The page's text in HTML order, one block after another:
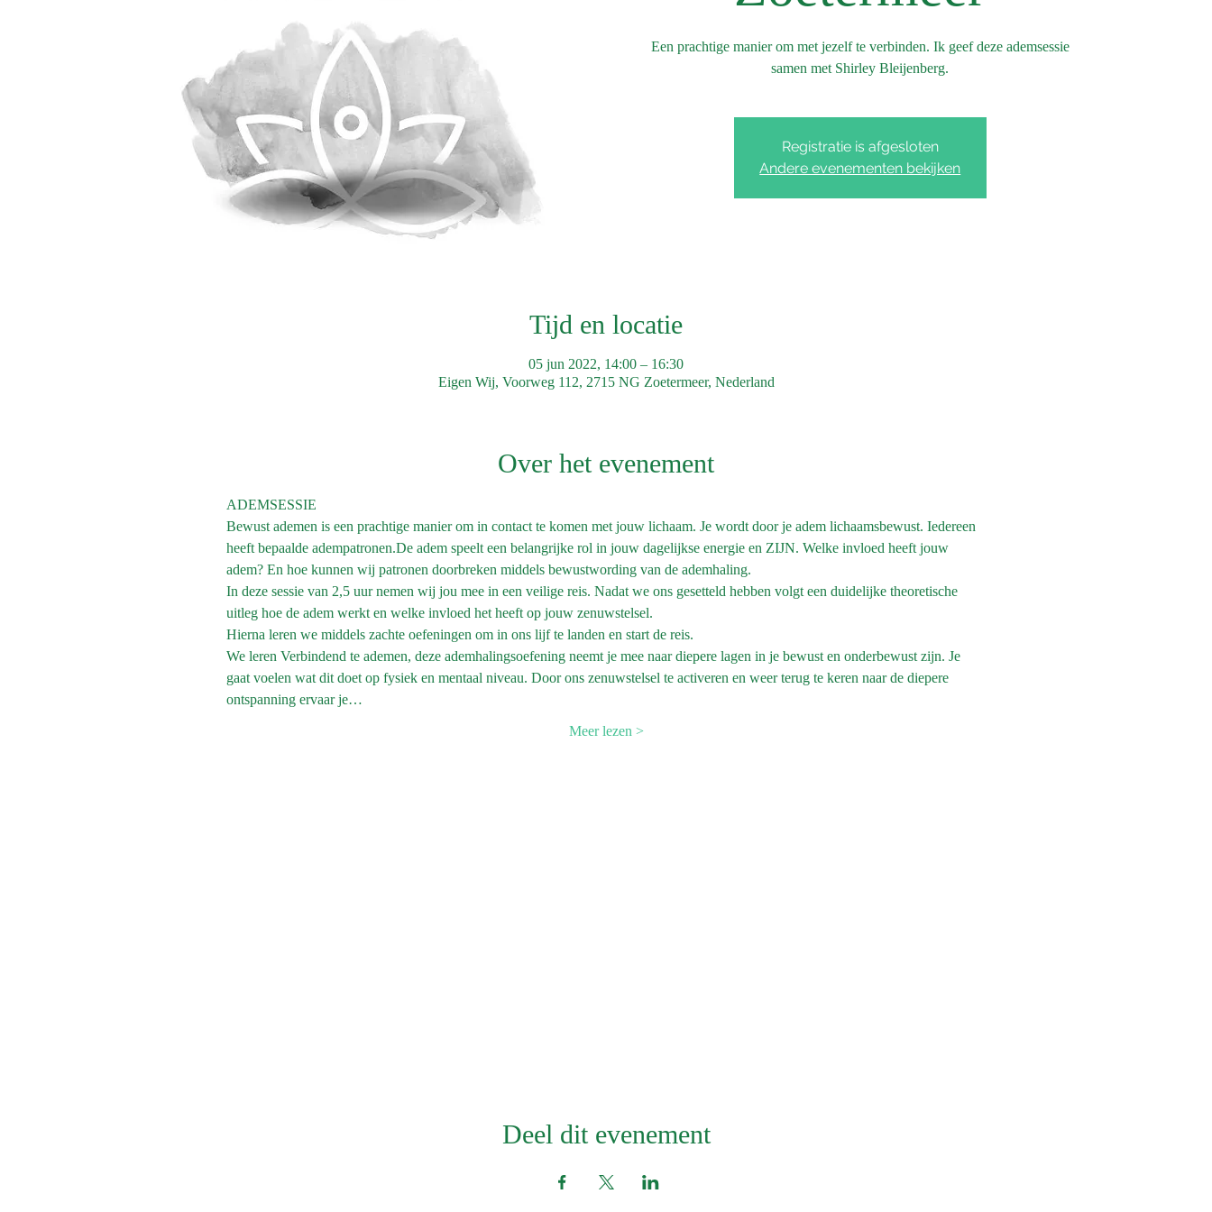
Een prachtige manier om met jezelf te verbinden. Ik geef deze ademsessie
samen met Shirley Bleijenberg.
Registratie is afgesloten
Andere evenementen bekijken
Tijd en locatie
05 jun 2022, 14:00 – 16:30
Eigen Wij, Voorweg 112, 2715 NG Zoetermeer, Nederland
Over het evenement
ADEMSESSIE
Bewust ademen is een prachtige manier om in contact te komen met jouw lichaam. Je wordt door je adem lichaamsbewust. Iedereen
heeft bepaalde adempatronen.De adem speelt een belangrijke rol in jouw dagelijkse energie en ZIJN. Welke invloed heeft jouw
adem? En hoe kunnen wij patronen doorbreken middels bewustwording van de ademhaling.
In deze sessie van 2,5 uur nemen wij jou mee in een veilige reis. Nadat we ons gesetteld hebben volgt een duidelijke theoretische
uitleg hoe de adem werkt en welke invloed het heeft op jouw zenuwstelsel.
Hierna leren we middels zachte oefeningen om in ons lijf te landen en start de reis.
We leren Verbindend te ademen, deze ademhalingsoefening neemt je mee naar diepere lagen in je bewust en onderbewust zijn. Je
gaat voelen wat dit doet op fysiek en mentaal niveau. Door ons zenuwstelsel te activeren en weer terug te keren naar de diepere
ontspanning ervaar je…
Meer lezen >
Deel dit evenement